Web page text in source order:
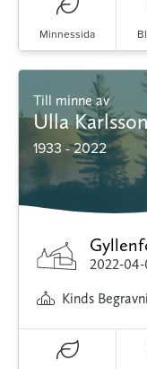
Minnessida
Till minne av
Ulla
1933 - 2022
2022-04-
Kinds